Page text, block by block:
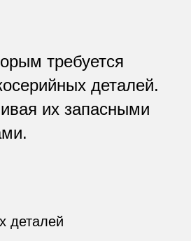
требуется
деталей.
их запасными
деталей